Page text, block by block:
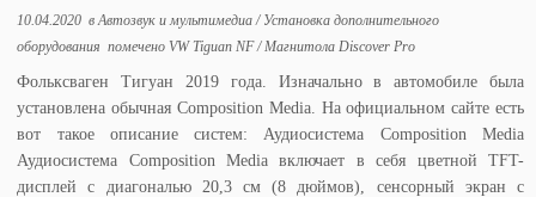
10.04.2020 вАвтозвук и мультимедиа/ Установка дополнительного
оборудования помечено VW Tiguan NF/ Магнитола Discover Pro
Фольксваген Тигуан 2019 года. Изначально в автомобиле была
установлена обычная Composition Media. На официальном сайте есть
вот такое описание систем: Аудиосистема Composition Media
Аудиосистема Composition Media включает в себя цветной TFT-
дисплей с диагональю 20,3 см (8 дюймов), сенсорный экран с